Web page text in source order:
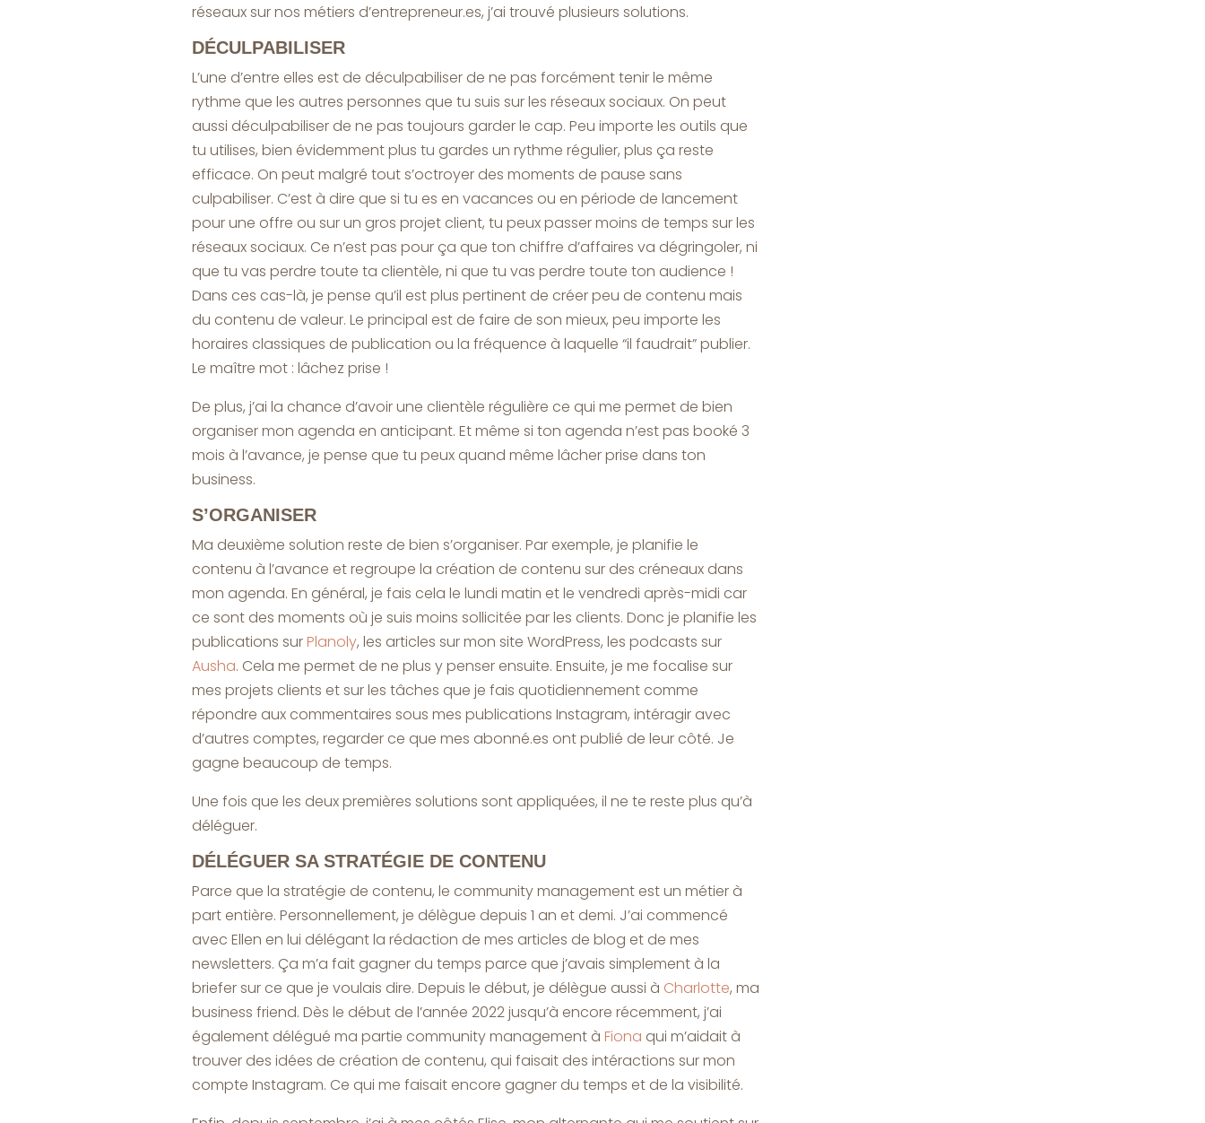
réseaux sur nos métiers d’entrepreneur.es, j’ai trouvé plusieurs solutions.
DÉCULPABILISER
L’une d’entre elles est de déculpabiliser de ne pas forcément tenir le même
rythme que les autres personnes que tu suis sur les réseaux sociaux. On peut
aussi déculpabiliser de ne pas toujours garder le cap. Peu importe les outils que
tu utilises, bien évidemment plus tu gardes un rythme régulier, plus ça reste
efficace. On peut malgré tout s’octroyer des moments de pause sans
culpabiliser. C’est à dire que si tu es en vacances ou en période de lancement
pour une offre ou sur un gros projet client, tu peux passer moins de temps sur les
réseaux sociaux. Ce n’est pas pour ça que ton chiffre d’affaires va dégringoler, ni
que tu vas perdre toute ta clientèle, ni que tu vas perdre toute ton audience !
Dans ces cas-là, je pense qu’il est plus pertinent de créer peu de contenu mais
du contenu de valeur. Le principal est de faire de son mieux, peu importe les
horaires classiques de publication ou la fréquence à laquelle “il faudrait” publier.
Le maître mot : lâchez prise !
De plus, j’ai la chance d’avoir une clientèle régulière ce qui me permet de bien
organiser mon agenda en anticipant. Et même si ton agenda n’est pas booké 3
mois à l’avance, je pense que tu peux quand même lâcher prise dans ton
business.
S’ORGANISER
Ma deuxième solution reste de bien s’organiser. Par exemple, je planifie le
contenu à l’avance et regroupe la création de contenu sur des créneaux dans
mon agenda. En général, je fais cela le lundi matin et le vendredi après-midi car
ce sont des moments où je suis moins sollicitée par les clients. Donc je planifie les
publications surPlanoly, les articles sur mon site WordPress, les podcasts sur
Ausha. Cela me permet de ne plus y penser ensuite. Ensuite, je me focalise sur
mes projets clients et sur les tâches que je fais quotidiennement comme
répondre aux commentaires sous mes publications Instagram, intéragir avec
d’autres comptes, regarder ce que mes abonné.es ont publié de leur côté. Je
gagne beaucoup de temps.
Une fois que les deux premières solutions sont appliquées, il ne te reste plus qu’à
déléguer.
DÉLÉGUER SA STRATÉGIE DE CONTENU
Parce que la stratégie de contenu, le community management est un métier à
part entière. Personnellement, je délègue depuis 1 an et demi. J’ai commencé
avec Ellen en lui délégant la rédaction de mes articles de blog et de mes
newsletters. Ça m’a fait gagner du temps parce que j’avais simplement à la
briefer sur ce que je voulais dire. Depuis le début, je délègue aussi à Charlotte, ma
business friend. Dès le début de l’année 2022 jusqu’à encore récemment, j’ai
également délégué ma partie community management à Fiona qui m’aidait à
trouver des idées de création de contenu, qui faisait des intéractions sur mon
compte Instagram. Ce qui me faisait encore gagner du temps et de la visibilité.